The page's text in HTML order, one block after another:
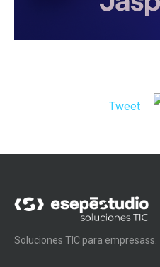
Tweet
Soluciones TIC para empresass.